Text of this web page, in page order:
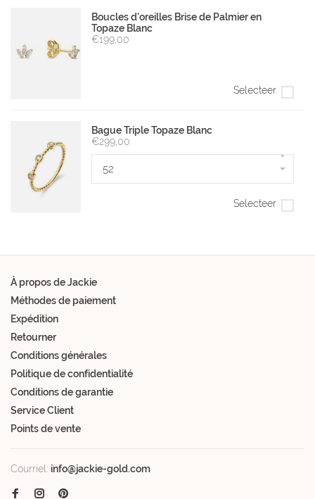
Boucles d'oreilles Brise de Palmier en
Topaze Blanc
€199,00
Selecteer
Bague Triple Topaze Blanc
€299,00
52
▾
Selecteer
À propos de Jackie
Méthodes de paiement
Expédition
Retourner
Conditions générales
Politique de confidentialité
Conditions de garantie
Service Client
Points de vente
Courriel: info@jackie-gold.com